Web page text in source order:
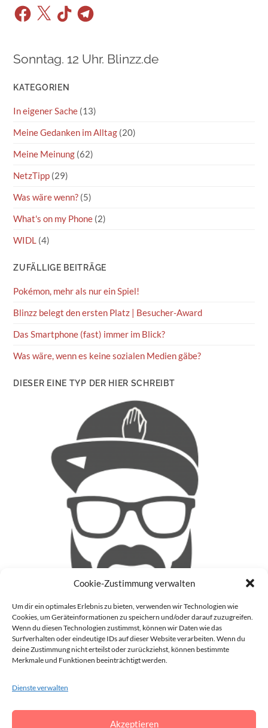
Cookie-Zustimmung verwalten
Um dir ein optimales Erlebnis zu bieten, verwenden wir Technologien wie
Cookies, um Geräteinformationen zu speichern und/oder darauf zuzugreifen.
Wenn du diesen Technologien zustimmst, können wir Daten wie das
Surfverhalten oder eindeutige IDs auf dieser Website verarbeiten. Wenn du
deine Zustimmung nicht erteilst oder zurückziehst, können bestimmte
Merkmale und Funktionen beeinträchtigt werden.
Dienste verwalten
Akzeptieren
Facebook
X TikTokTelegram
Sonntag. 12 Uhr. Blinzz.de
KATEGORIEN
In eigener Sache (13)
Meine Gedanken im Alltag (20)
Meine Meinung (62)
NetzTipp (29)
Was wäre wenn? (5)
What's on my Phone (2)
WIDL (4)
ZUFÄLLIGE BEITRÄGE
Pokémon, mehr als nur ein Spiel!
Blinzz belegt den ersten Platz | Besucher-Award
Das Smartphone (fast) immer im Blick?
Was wäre, wenn es keine sozialen Medien gäbe?
DIESER EINE TYP DER HIER SCHREIBT
Patrick
aktuellen Geschehnissen in der realen Welt und im Internet
ich auch noch über die Dinge, die mir gerade so durch den